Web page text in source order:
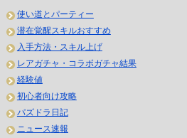
使い道とパーティー
潜在覚醒スキルおすすめ
入手方法・スキル上げ
レアガチャ・コラボガチャ結果
経験値
初心者向け攻略
パズドラ日記
ニュース速報